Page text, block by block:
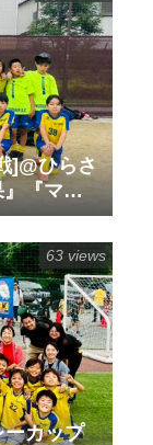
]@ひらさ
『マッ
ーカップ
63 views